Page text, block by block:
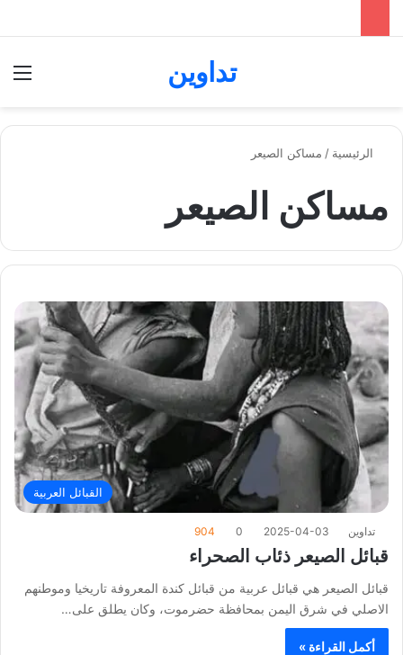
تداوين
الرئيسية / مساكن الصيعر
مساكن الصيعر
القبائل العربية
تداوين 2025-04-03
0
904
قبائل الصيعر ذئاب الصحراء
قبائل الصيعر هي قبائل عربية من قبائل كندة المعروفة تاريخيا وموطنهم
الاصلي في شرق اليمن بمحافظة حضرموت، وكان يطلق على…
أكمل القراءة »